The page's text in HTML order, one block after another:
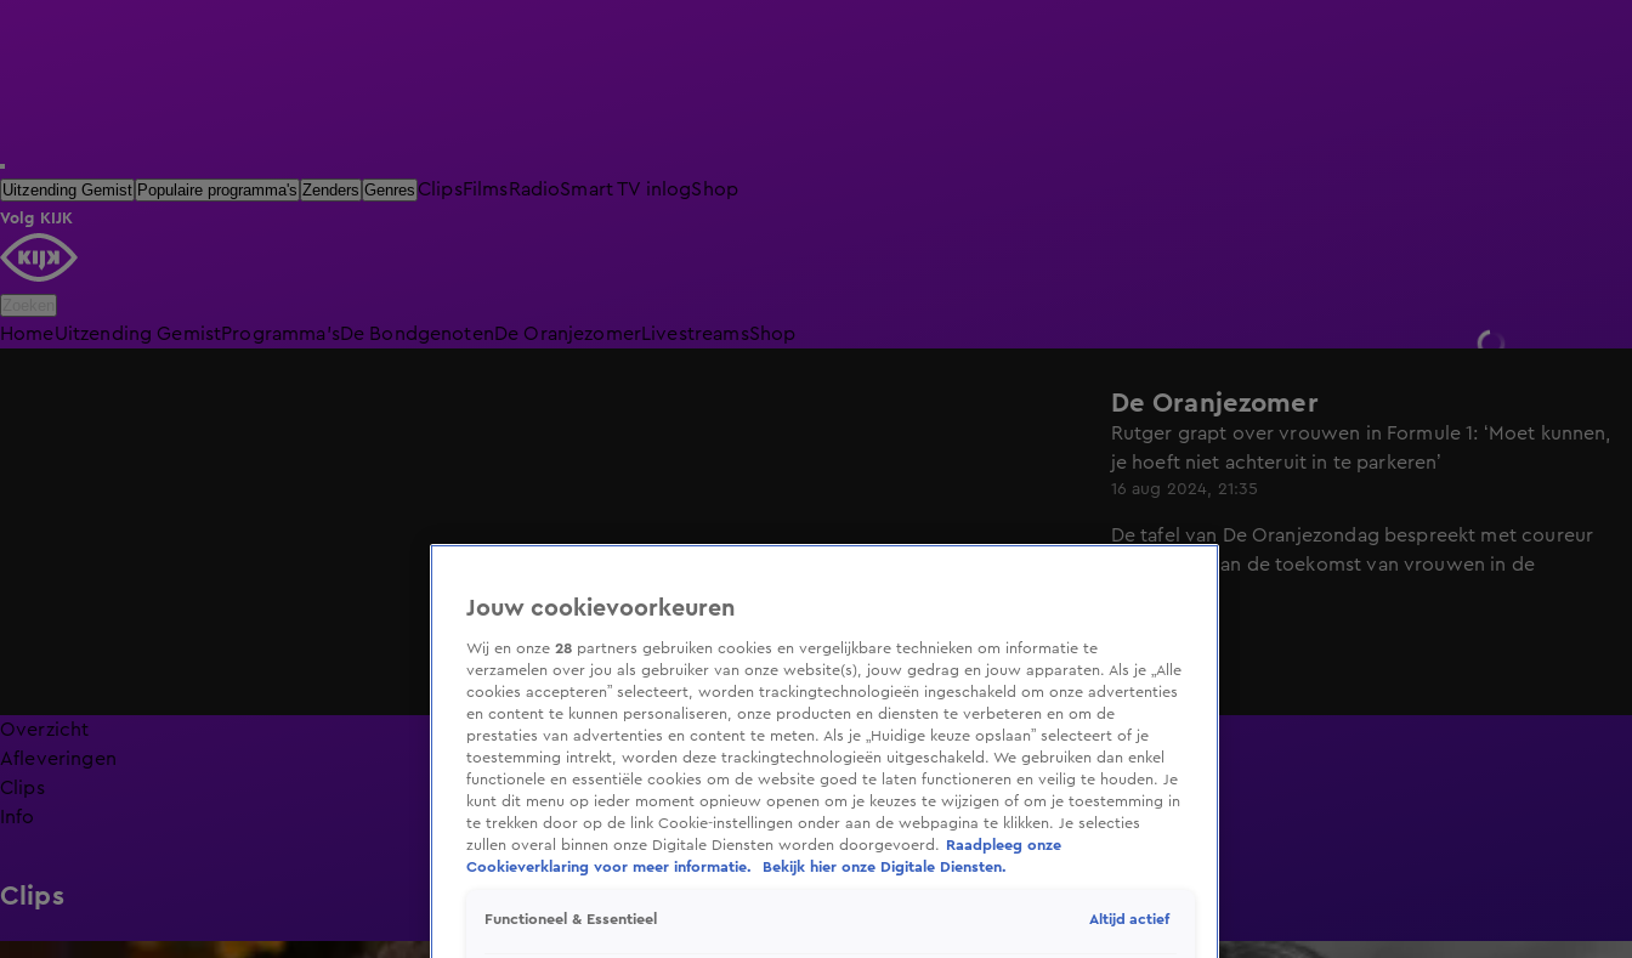
Uitzending Gemist Populaire programma's Zenders Genres ClipsFilmsRadioSmart TV inlogShop
Volg KIJK
HomeUitzending GemistProgramma'sDe BondgenotenDe Oranjezomer LivestreamsShop
De Oranjezomer
Rutger grapt over vrouwen in Formule 1: ‘Moet kunnen,
je hoeft niet achteruit in te parkeren’
16 aug 2024, 21:35
De tafel van De Oranjezondag bespreekt met coureur
Nina Gademan de toekomst van vrouwen in de
Overzicht
Afleveringen
Clips
Info
Clips
Jouw cookievoorkeuren
Wij en onze 28 partners gebruiken cookies en vergelijkbare technieken om informatie te
verzamelen over jou als gebruiker van onze website(s), jouw gedrag en jouw apparaten. Als je „Alle
cookies accepteren” selecteert, worden trackingtechnologieën ingeschakeld om onze advertenties
en content te kunnen personaliseren, onze producten en diensten te verbeteren en om de
prestaties van advertenties en content te meten. Als je „Huidige keuze opslaan” selecteert of je
toestemming intrekt, worden deze trackingtechnologieën uitgeschakeld. We gebruiken dan enkel
functionele en essentiële cookies om de website goed te laten functioneren en veilig te houden. Je
kunt dit menu op ieder moment opnieuw openen om je keuzes te wijzigen of om je toestemming in
te trekken door op de link Cookie-instellingen onder aan de webpagina te klikken. Je selecties
zullen overal binnen onze Digitale Diensten worden doorgevoerd.
Raadpleeg onze
Cookieverklaring voor meer informatie.
Bekijk hier onze Digitale Diensten.
Functioneel & Essentieel Altijd actief